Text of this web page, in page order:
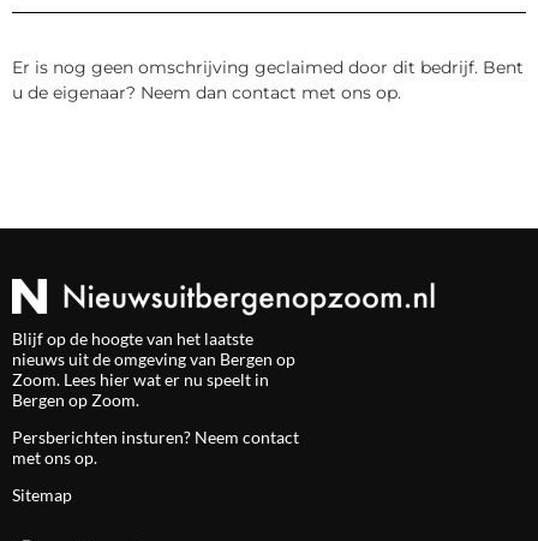
Er is nog geen omschrijving geclaimed door dit bedrijf. Bent
u de eigenaar? Neem dan contact met ons op.
Blijf op de hoogte van het laatste
nieuws uit de omgeving van Bergen op
Zoom. Lees hier wat er nu speelt in
Bergen op Zoom.
Persberichten insturen? Neem contact
met ons op.
Sitemap